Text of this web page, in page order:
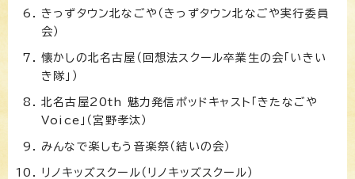
きっずタウン北なごや（きっずタウン北なごや実行委員
会）
懐かしの北名古屋（回想法スクール卒業生の会「いきい
き隊」）
北名古屋20th 魅力発信ポッドキャスト「きたなごや
Voice」（宮野孝汰）
みんなで楽しもう音楽祭（結いの会）
リノキッズスクール（リノキッズスクール）